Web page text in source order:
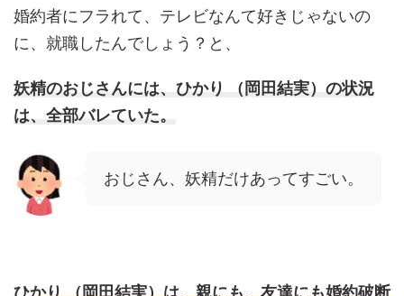
婚約者にフラれて、テレビなんて好きじゃないの
に、就職したんでしょう？と、
妖精のおじさんには、ひかり （岡田結実）の状況
は、全部バレていた。
おじさん、妖精だけあってすごい。
ひかり （岡田結実）は、親にも、友達にも婚約破断